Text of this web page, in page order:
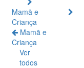
Mamã e
Criança
Mamã e
Criança
Ver
todos